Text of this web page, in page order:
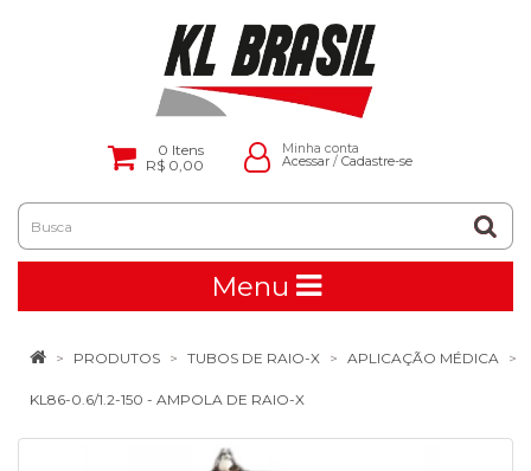
0 Itens
R$ 0,00
Minha conta
Acessar/ Cadastre-se
Menu
PRODUTOS TUBOS DE RAIO-X APLICAÇÃO MÉDICA
KL86-0.6/1.2-150 - AMPOLA DE RAIO-X